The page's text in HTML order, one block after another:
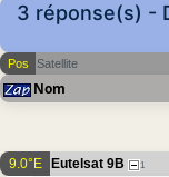
3 réponse(s) -
Pos Satellite
Nom
9.0°E Eutelsat 9B 1